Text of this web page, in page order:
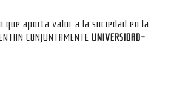
aporta valor a la sociedad en la
CONJUNTAMENTE UNIVERSIDAD-